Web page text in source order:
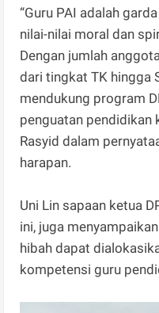
“Guru PAI adalah
nilai-nilai moral dan
Dengan jumlah
dari tingkat TK hingga
mendukung program
penguatan pendidikan
Rasyid dalam
harapan.
Uni Lin sapaan ketua
ini, juga
hibah dapat
kompetensi guru